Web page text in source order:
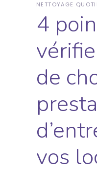
NETTOYAGE
4
de
vos